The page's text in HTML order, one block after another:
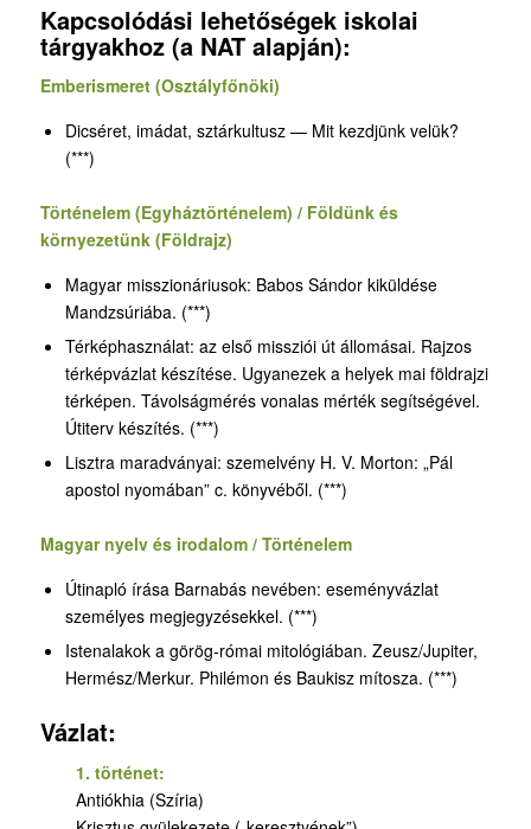
Kapcsolódási lehetőségek iskolai
tárgyakhoz (a NAT alapján):
Emberismeret (Osztályfőnöki)
Dicséret, imádat, sztárkultusz — Mit kezdjünk velük?
(***)
Történelem (Egyháztörténelem) / Földünk és
környezetünk (Földrajz)
Magyar misszionáriusok: Babos Sándor kiküldése
Mandzsúriába. (***)
Térképhasználat: az első missziói út állomásai. Rajzos
térképvázlat készítése. Ugyanezek a helyek mai földrajzi
térképen. Távolságmérés vonalas mérték segítségével.
Útiterv készítés. (***)
Lisztra maradványai: szemelvény H. V. Morton: „Pál
apostol nyomában” c. könyvéből. (***)
Magyar nyelv és irodalom / Történelem
Útinapló írása Barnabás nevében: eseményvázlat
személyes megjegyzésekkel. (***)
Istenalakok a görög-római mitológiában. Zeusz/Jupiter,
Hermész/Merkur. Philémon és Baukisz mítosza. (***)
Vázlat:
1. történet:
Antiókhia (Szíria)